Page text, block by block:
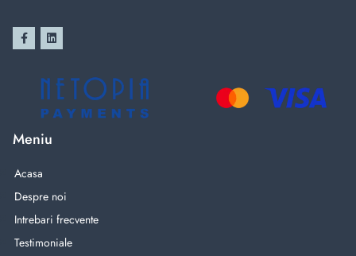
Meniu
Acasa
Despre noi
Intrebari frecvente
Testimoniale